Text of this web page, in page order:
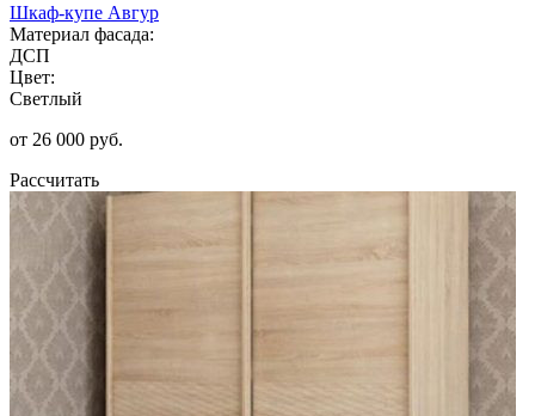
Шкаф-купе Авгур
Материал фасада:
ДСП
Цвет:
Светлый
от 26 000 руб.
Рассчитать